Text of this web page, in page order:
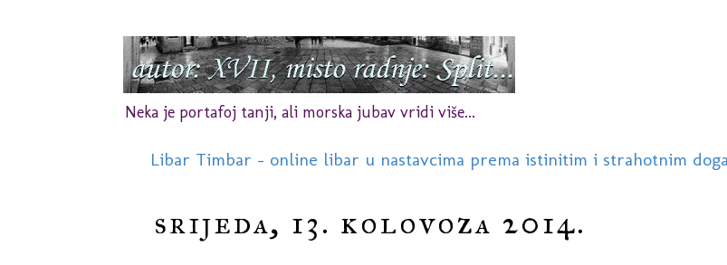
Neka je portafoj tanji, ali morska jubav vridi više...
Libar Timbar - online libar u nastavcima prema istinitim i strahotnim
srijeda, 13. kolovoza 2014.